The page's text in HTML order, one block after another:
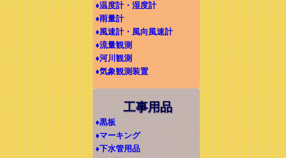
♦温度計・湿度計
♦雨量計
♦風速計・風向風速計
♦流量観測
♦河川観測
♦気象観測装置
工事用品
♦黒板
♦マーキング
♦下水管用品